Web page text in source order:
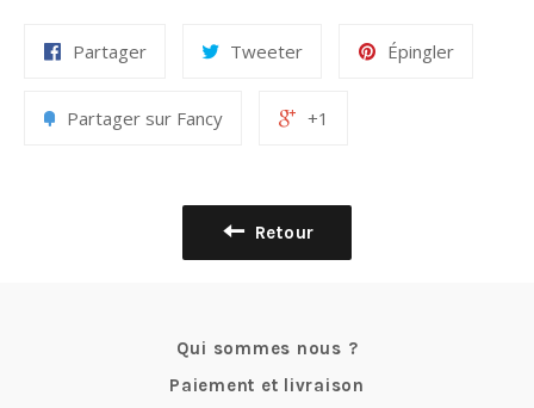
Partager Tweeter Épingler
Partager sur Fancy +1
Retour
Qui sommes nous ?
Paiement et livraison